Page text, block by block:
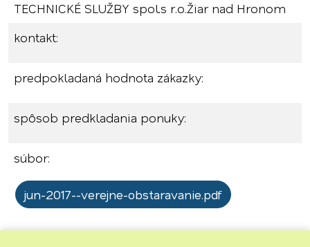
TECHNICKÉ SLUŽBY spol.s r.o.Žiar nad Hronom
kontakt:
predpokladaná hodnota zákazky:
spôsob predkladania ponuky:
súbor:
jun-2017--verejne-obstaravanie.pdf